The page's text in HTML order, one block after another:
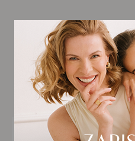
Biżuteria